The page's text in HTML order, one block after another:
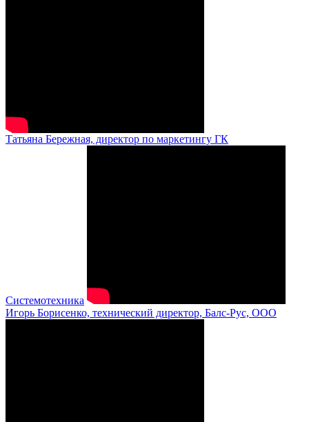
Татьяна Бережная, директор по маркетингу ГК
Системотехника
Игорь Борисенко, технический директор, Балс-Рус, ООО